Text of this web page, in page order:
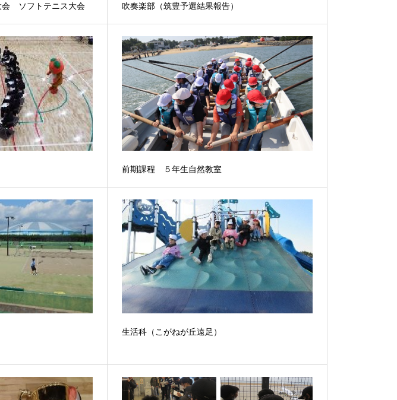
会 ソフトテニス大会 吹奏楽部（筑豊予選結果報告）
前期課程 ５年生自然教室
生活科（こがねが丘遠足）